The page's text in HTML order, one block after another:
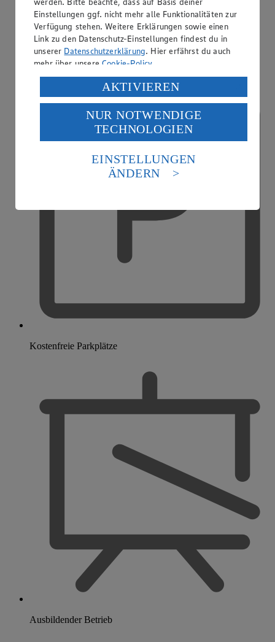
Kostenfreie Parkplätze
Ausbildender Betrieb
Einstellungen ggf. nicht mehr alle Funktionalitäten zur
Verfügung stehen. Weitere Erklärungen sowie einen
Link zu den Datenschutz-Einstellungen findest du in
unserer Datenschutzerklärung. Hier erfährst du auch
mehr über unsereCookie-Policy.
Verarbeitung deiner personenbezogenen Daten in den
USA durch Facebook und YouTube:
Wenn du auf „Aktivieren“ klickst, willigst du im Sinne
des Art. 49 Abs. 1 Satz 1 lit. a) DSGVO ein, dass deine
Daten in den USA verarbeitet werden. Der EuGH sieht
die USA als Land mit einem nach europäischen
Standards nicht angemessenen Datenschutzniveau an.
Es besteht das Risiko eines Zugriffs durch US-
Informationen zum Herausgeber der Seite findest du
AKTIVIEREN
NUR NOTWENDIGE
TECHNOLOGIEN
EINSTELLUNGEN
ÄNDERN